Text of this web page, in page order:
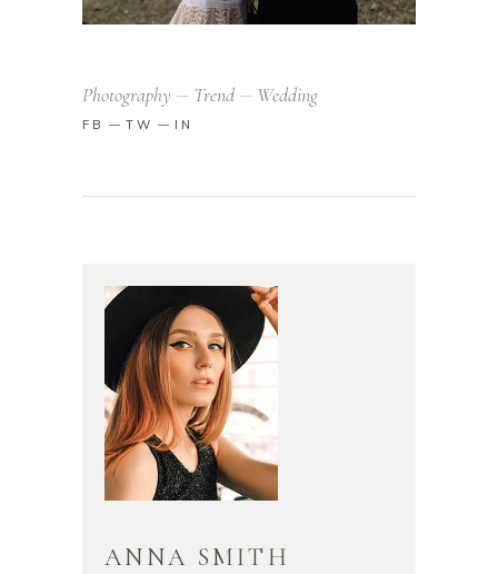
Photography Trend Wedding
FB TW IN
ANNA SMITH